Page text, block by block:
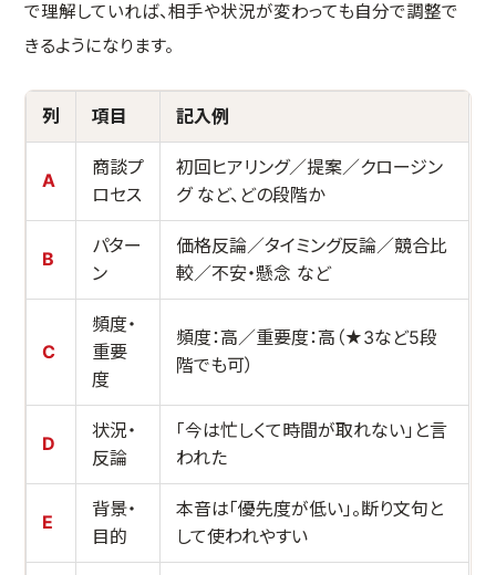
で理解していれば、相手や状況が変わっても自分で調整で
きるようになります。
列 項目 記入例
A
商談プ
ロセス
初回ヒアリング／提案／クロージン
グ など、どの段階か
B
パター
ン
価格反論／タイミング反論／競合比
較／不安・懸念 など
C
頻度・
重要
度
頻度：高／重要度：高（★3など5段
階でも可）
D
状況・
反論
「今は忙しくて時間が取れない」と言
われた
E
背景・
目的
本音は「優先度が低い」。断り文句と
して使われやすい